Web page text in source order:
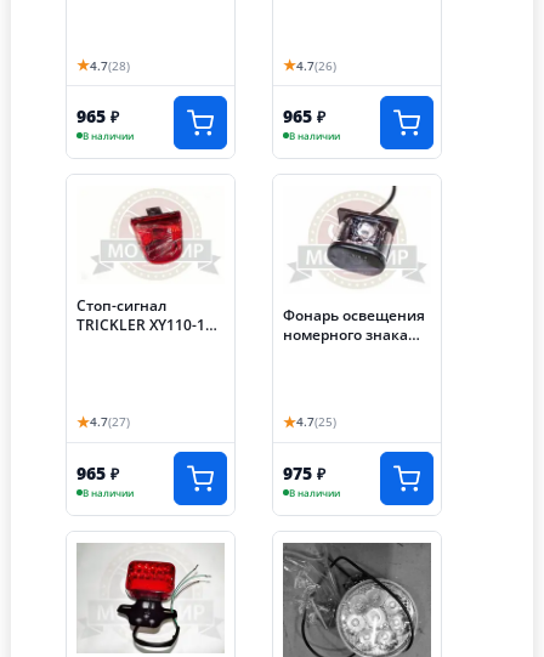
★4.7(28)
965 ₽
В наличии
★4.7(26)
965 ₽
В наличии
Стоп-сигнал
TRICKLER XY110-17A
★4.7(27)
965 ₽
В наличии
Фонарь освещения
номерного знака
★4.7(25)
975 ₽
В наличии